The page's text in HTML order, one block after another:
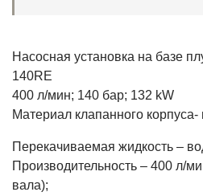
Насосная установка на базе
140RE
400 л/мин; 140 бар; 132 kW
Материал клапанного
Перекачиваемая жидкость –
Производительность – 400 л/
вала);